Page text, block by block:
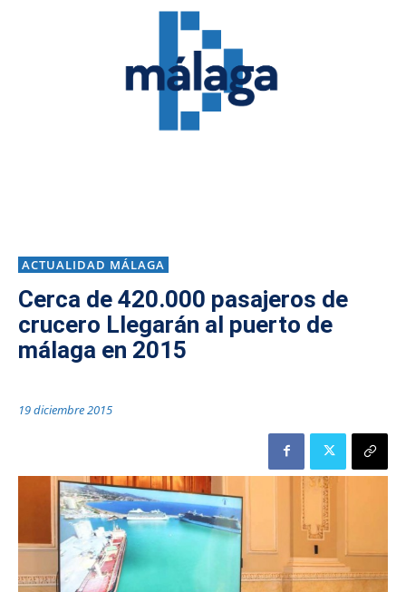
ACTUALIDAD MÁLAGA
Cerca de 420.000 pasajeros de
crucero Llegarán al puerto de
málaga en 2015
19 diciembre 2015